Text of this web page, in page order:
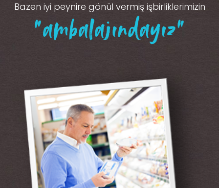
Bazen iyi peynire gönül vermiş işbirliklerimizin
“ambalajındayız”